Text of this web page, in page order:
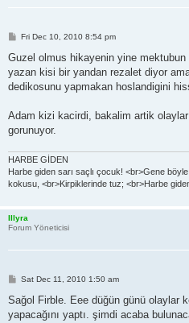
P
s
Fri Dec 10, 2010 8:54 pm
Guzel olmus hikayenin yine
yazan kisi bir yandan rezalet diyor
dedikosunu yapmakan hoslandigini
Adam kizi kacirdi, bakalim artik
gorunuyor.
HARBE GİDEN
Harbe giden sarı saçlı çocuk! <br>Gene
kokusu, <br>Kirpiklerinde tuz; <br>Harbe
Illyra
Forum Yöneticisi
P
s
Sat Dec 11, 2010 1:50 am
Sağol Firble. Eee düğün günü olaylar
yapacağını yaptı. şimdi acaba